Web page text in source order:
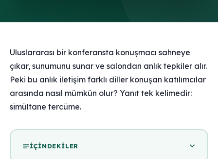
Uluslararası bir konferansta konuşmacı sahneye
çıkar, sunumunu sunar ve salondan anlık tepkiler alır.
Peki bu anlık iletişim farklı diller konuşan katılımcılar
arasında nasıl mümkün olur? Yanıt tek kelimedir:
simültane tercüme.
İÇINDEKILER